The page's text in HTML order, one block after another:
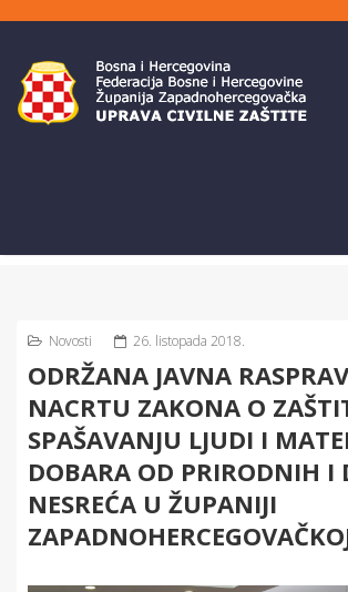
Novosti 26. listopada 2018.
ODRŽANA JAVNA
NACRTU ZAKONA O
SPAŠAVANJU LJUDI I
DOBARA OD PRIRODNIH I
NESREĆA U ŽUPANIJI